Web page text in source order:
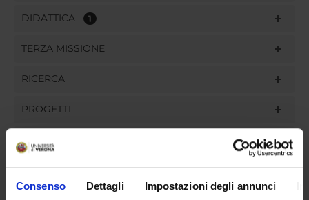
Consenso Dettagli Impostazioni degli annunci
DIDATTICA 1
TERZA MISSIONE
RICERCA
PROGETTI
PUBBLICAZIONI
INCARICHI